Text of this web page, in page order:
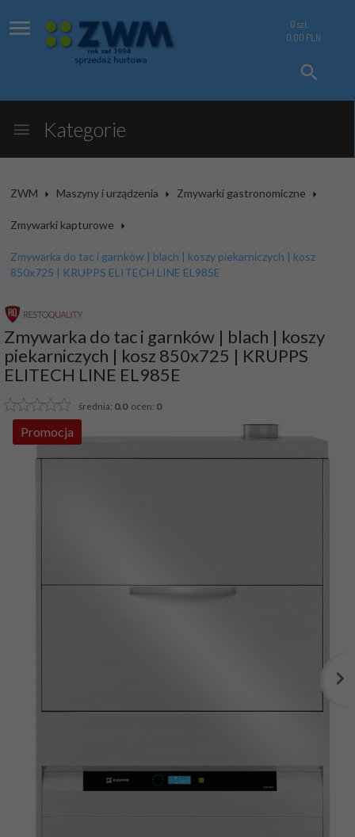
0 szt.
0.00 PLN
Kategorie
ZWM Maszyny i urządzenia Zmywarki gastronomiczne
Zmywarki kapturowe
Zmywarka do tac i garnków | blach | koszy piekarniczych | kosz
850x725 | KRUPPS ELITECH LINE EL985E
Zmywarka do tac i garnków | blach | koszy
piekarniczych | kosz 850x725 | KRUPPS
ELITECH LINE EL985E
średnia: 0.0ocen: 0
Promocja